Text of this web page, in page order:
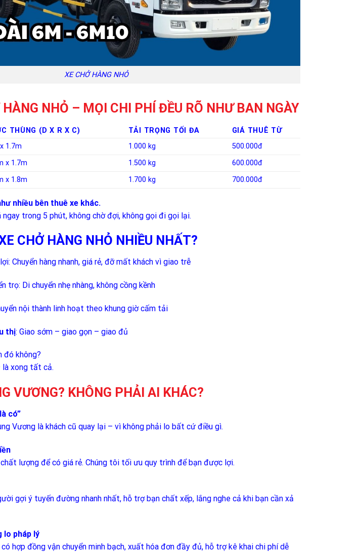
XE CHỞ HÀNG NHỎ
HÀNG NHỎ – MỌI CHI PHÍ ĐỀU RÕ NHƯ BAN NGÀY
THÙNG (D X R X C) TẢI TRỌNG TỐI ĐA
GIÁ THUÊ TỪ
1.7m 1.000 kg
500.000đ
x 1.7m 1.500 kg
600.000đ
x 1.8m 1.700 kg 700.000đ
nhiều bên thuê xe khác.
trong 5 phút, không chờ đợi, không gọi đi gọi lại.
CHỞ HÀNG NHỎ NHIỀU NHẤT?
Chuyển hàng nhanh, giá rẻ, đỡ mất khách vì giao trễ
trọ: Di chuyển nhẹ nhàng, không cồng kềnh
nội thành linh hoạt theo khung giờ cấm tải
thị: Giao sớm – giao gọn – giao đủ
đó không?
xong tất cả.
VƯƠNG? KHÔNG PHẢI AI KHÁC?
có”
Vương là khách cũ quay lại – vì không phải lo bất cứ điều gì.
chất lượng để có giá rẻ. Chúng tôi tối ưu quy trình để bạn được lợi.
gợi ý tuyến đường nhanh nhất, hỗ trợ bạn chất xếp, lắng nghe cả khi bạn cần xả
lo pháp lý
hợp đồng vận chuyển minh bạch, xuất hóa đơn đầy đủ, hỗ trợ kê khai chi phí dễ